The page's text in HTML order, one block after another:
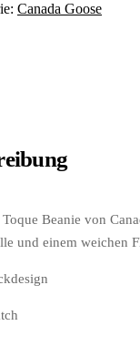
Canada Goose
Beanie von
und einem weichen